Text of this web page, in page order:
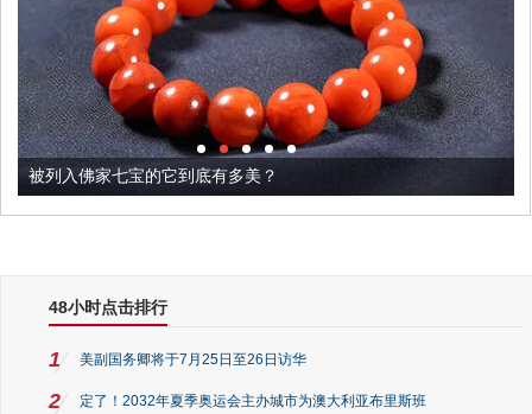
被列入佛家七宝的它到底有多美？
48小时点击排行
1 美副国务卿将于7月25日至26日访华
2 定了！2032年夏季奥运会主办城市为澳大利亚布里斯班